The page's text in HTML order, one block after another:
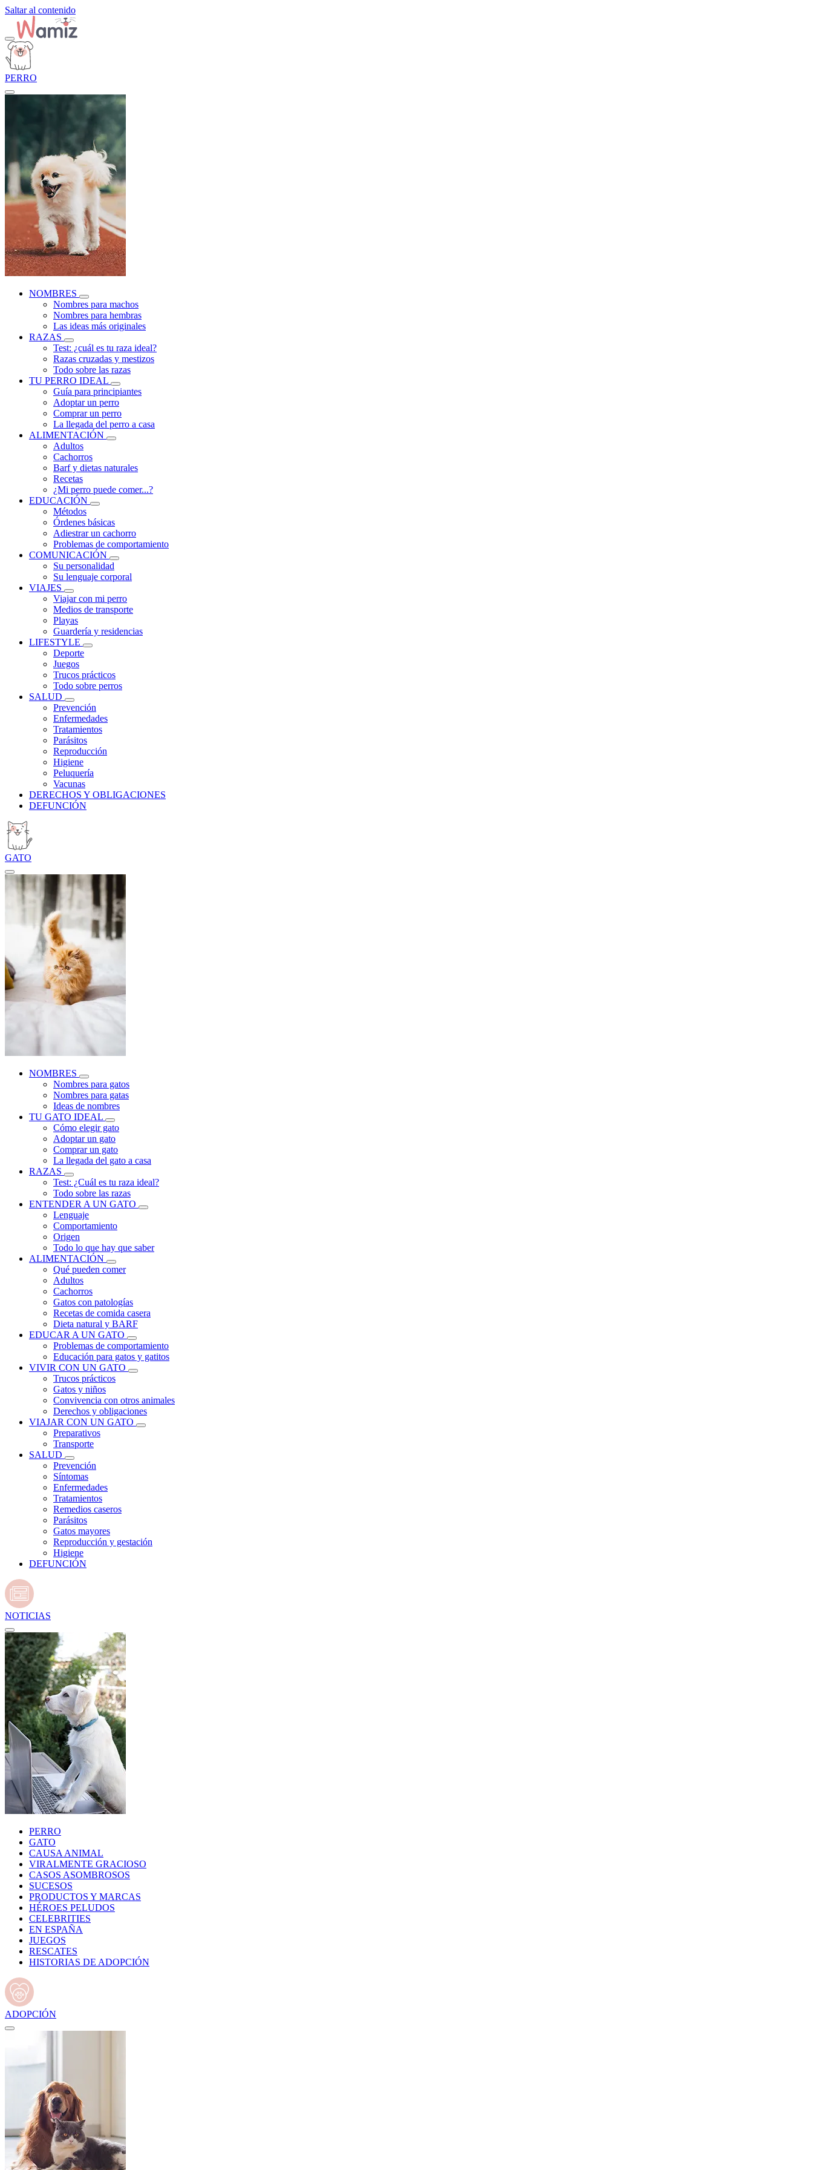
Saltar al contenido
PERRO
NOMBRES
Nombres para machos
Nombres para hembras
Las ideas más originales
RAZAS
Test: ¿cuál es tu raza ideal?
Razas cruzadas y mestizos
Todo sobre las razas
TU PERRO IDEAL
Guía para principiantes
Adoptar un perro
Comprar un perro
La llegada del perro a casa
ALIMENTACIÓN
Adultos
Cachorros
Barf y dietas naturales
Recetas
¿Mi perro puede comer...?
EDUCACIÓN
Métodos
Órdenes básicas
Adiestrar un cachorro
Problemas de comportamiento
COMUNICACIÓN
Su personalidad
Su lenguaje corporal
VIAJES
Viajar con mi perro
Medios de transporte
Playas
Guardería y residencias
LIFESTYLE
Deporte
Juegos
Trucos prácticos
Todo sobre perros
SALUD
Prevención
Enfermedades
Tratamientos
Parásitos
Reproducción
Higiene
Peluquería
Vacunas
DERECHOS Y OBLIGACIONES
DEFUNCIÓN
GATO
NOMBRES
Nombres para gatos
Nombres para gatas
Ideas de nombres
TU GATO IDEAL
Cómo elegir gato
Adoptar un gato
Comprar un gato
La llegada del gato a casa
RAZAS
Test: ¿Cuál es tu raza ideal?
Todo sobre las razas
ENTENDER A UN GATO
Lenguaje
Comportamiento
Origen
Todo lo que hay que saber
ALIMENTACIÓN
Qué pueden comer
Adultos
Cachorros
Gatos con patologías
Recetas de comida casera
Dieta natural y BARF
EDUCAR A UN GATO
Problemas de comportamiento
Educación para gatos y gatitos
VIVIR CON UN GATO
Trucos prácticos
Gatos y niños
Convivencia con otros animales
Derechos y obligaciones
VIAJAR CON UN GATO
Preparativos
Transporte
SALUD
Prevención
Síntomas
Enfermedades
Tratamientos
Remedios caseros
Parásitos
Gatos mayores
Reproducción y gestación
Higiene
DEFUNCIÓN
NOTICIAS
PERRO
GATO
CAUSA ANIMAL
VIRALMENTE GRACIOSO
CASOS ASOMBROSOS
SUCESOS
PRODUCTOS Y MARCAS
HÉROES PELUDOS
CELEBRITIES
EN ESPAÑA
JUEGOS
RESCATES
HISTORIAS DE ADOPCIÓN
ADOPCIÓN